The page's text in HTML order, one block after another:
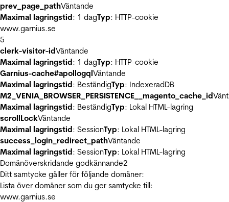
prev_page_pathVäntande
Maximal lagringstid: 1 dagTyp: HTTP-cookie
www.garnius.se
5
clerk-visitor-idVäntande
Maximal lagringstid: 1 dagTyp: HTTP-cookie
Garnius-cache#apollogqlVäntande
Maximal lagringstid: BeständigTyp: IndexeradDB
M2_VENIA_BROWSER_PERSISTENCE__magento_cache_id
Maximal lagringstid: BeständigTyp: Lokal HTML-lagring
scrollLockVäntande
Maximal lagringstid: SessionTyp: Lokal HTML-lagring
success_login_redirect_pathVäntande
Maximal lagringstid: SessionTyp: Lokal HTML-lagring
Domänöverskridande godkännande2
Ditt samtycke gäller för följande domäner:
Lista över domäner som du ger samtycke till:
www.garnius.se